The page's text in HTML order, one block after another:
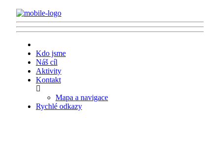
Kdo jsme
Náš cíl
Aktivity
Kontakt
Mapa a navigace
Rychlé odkazy